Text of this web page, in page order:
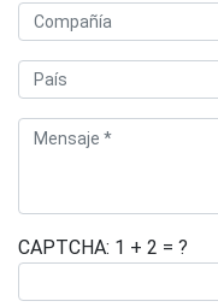
CAPTCHA: 1 + 2 = ?